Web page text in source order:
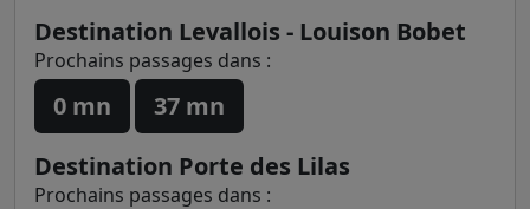
Destination Levallois - Louison Bobet
Prochains passages dans :
0 mn
37 mn
Destination Porte des Lilas
Prochains passages dans :